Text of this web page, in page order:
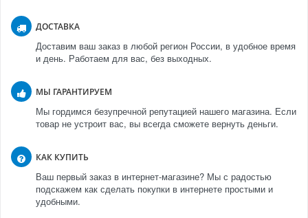
ДОСТАВКА
Доставим ваш заказ в любой регион России, в удобное время
и день. Работаем для вас, без выходных.
МЫ ГАРАНТИРУЕМ
Мы гордимся безупречной репутацией нашего магазина. Если
товар не устроит вас, вы всегда сможете вернуть деньги.
КАК КУПИТЬ
Ваш первый заказ в интернет-магазине? Мы с радостью
подскажем как сделать покупки в интернете простыми и
удобными.